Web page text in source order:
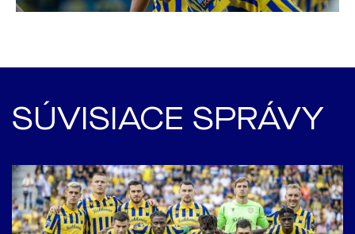
SÚVISIACE SPRÁVY